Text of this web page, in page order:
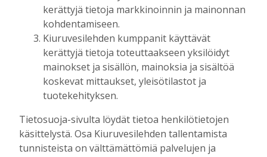
SUKUSEURAT ja sukututkimus ovat Kokkosen
mukaan osa tämän päivän suomalaisuuden ja
oman identiteetin rakentamista. Kun
maailmankuva on pirstaloitunut, haetaan
henkistä tukea sukuyhteisöstä.
– Globalisaatio on osaltaan lisännyt tarvetta
tulkita omia juuria ja identiteettiä, kun
kansallinen yhteisöllisyys on sulanut ja hävinnyt.
Sukututkijoille ensiarvoisen tärkeitä tietolähteitä
ovat verotus- ja maanomistustiedot sekä kirkon
kerättyjä tietoja markkinoinnin ja mainonnan
kohdentamiseen.
Kiuruvesilehden kumppanit käyttävät
kerättyjä tietoja toteuttaakseen yksilöidyt
mainokset ja sisällön, mainoksia ja sisältöä
koskevat mittaukset, yleisötilastot ja
tuotekehityksen.
Tietosuoja-sivulta löydät tietoa henkilötietojen
käsittelystä. Osa Kiuruvesilehden tallentamista
tunnisteista on välttämättömiä palvelujen ja